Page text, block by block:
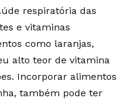
respiratória das
e vitaminas
como laranjas,
alto teor de vitamina
Incorporar alimentos
também pode ter